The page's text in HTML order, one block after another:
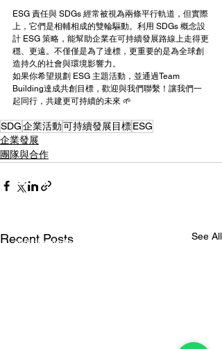
ESG 責任與 SDGs 經常被視為兩條平行軌道，但實際
上，它們是相輔相成的雙輪驅動。利用 SDGs 概念設
計 ESG 策略，能幫助企業在可持續發展路線上走得更
穩、更遠。不僅僅是為了達標，更重要的是為全球創
造持久的社會與環境影響力。
如果你希望規劃 ESG 主題活動，並通過Team
Building達成共創目標，歡迎與我們聯繫！讓我們一
起同行，共建更可持續的未來 🌱
SDG企業活動可持續發展目標ESG
企業發展
團隊與合作
Recent Posts See All
Get Your
Free Quote
or fill the blanks.